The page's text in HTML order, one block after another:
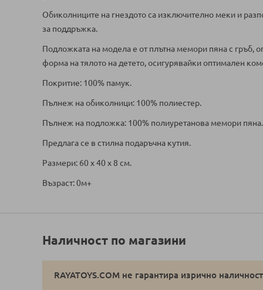
Обиколниците на гнездото са изключително меки и
за поддръжка.
Подложката на модела е от плътна мемори пяна с гръб,
форма на тялото на детето, осигурявайки оптимален
Покритие: 100% памук.
Пълнеж на обиколници: 100% полиестер.
Пълнеж на подложка: 100% полиуретанова мемори пяна.
Предлага се в стилна подаръчна кутия.
Размери: 60 х 40 х 8 см.
Възраст: 0м+
Наличност по магазини
RAYATOYS.COM не гарантира изрично